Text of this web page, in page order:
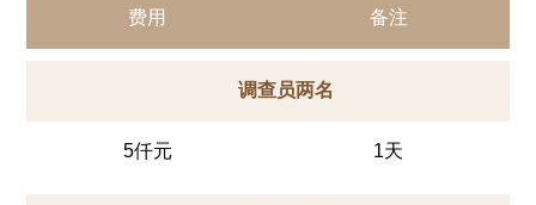
费用 备注
调查员两名
5仟元 1天